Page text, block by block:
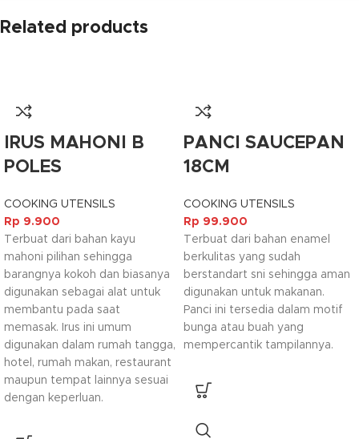
Related products
IRUS MAHONI B
POLES
COOKING UTENSILS
Rp 9.900
Terbuat dari bahan kayu
mahoni pilihan sehingga
barangnya kokoh dan biasanya
digunakan sebagai alat untuk
membantu pada saat
memasak. Irus ini umum
digunakan dalam rumah tangga,
hotel, rumah makan, restaurant
maupun tempat lainnya sesuai
dengan keperluan.
PANCI SAUCEPAN
18CM
COOKING UTENSILS
Rp 99.900
Terbuat dari bahan enamel
berkulitas yang sudah
berstandart sni sehingga aman
digunakan untuk makanan.
Panci ini tersedia dalam motif
bunga atau buah yang
mempercantik tampilannya.